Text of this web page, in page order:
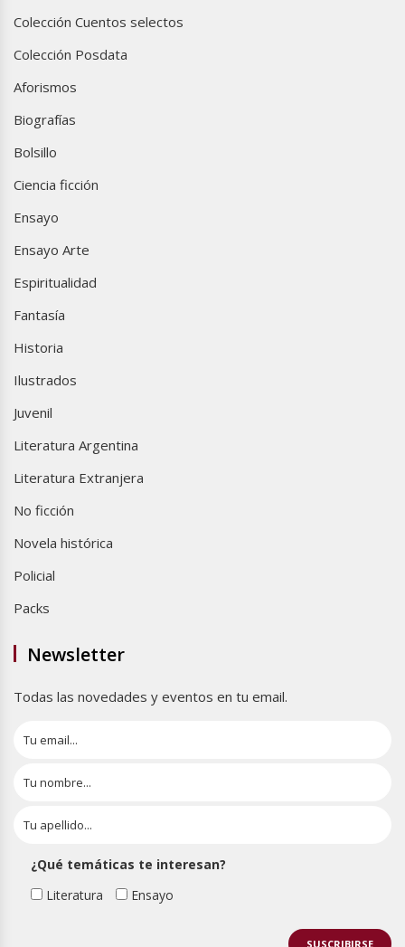
Colección Cuentos selectos
Colección Posdata
Aforismos
Biografías
Bolsillo
Ciencia ficción
Ensayo
Ensayo Arte
Espiritualidad
Fantasía
Historia
Ilustrados
Juvenil
Literatura Argentina
Literatura Extranjera
No ficción
Novela histórica
Policial
Packs
Newsletter
Todas las novedades y eventos en tu email.
¿Qué temáticas te interesan?
Literatura
Ensayo